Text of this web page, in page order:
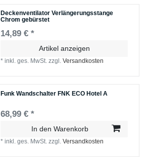
Deckenventilator Verlängerungsstange
Chrom gebürstet
14,89 € *
Artikel anzeigen
*inkl. ges. MwSt. zzgl.Versandkosten
Funk Wandschalter FNK ECO Hotel A
68,99 € *
In den Warenkorb
*inkl. ges. MwSt. zzgl.Versandkosten